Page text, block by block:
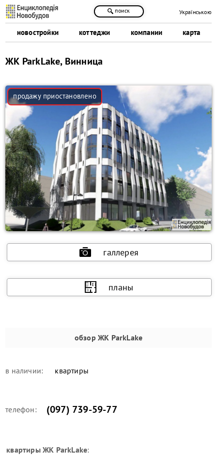
новостройки коттеджи компании карта
поиск Українською
ЖК ParkLake, Винница
галлерея
планы
обзор ЖК ParkLake
в наличии: квартиры
телефон: (097) 739-59-77
квартирыЖК ParkLake: